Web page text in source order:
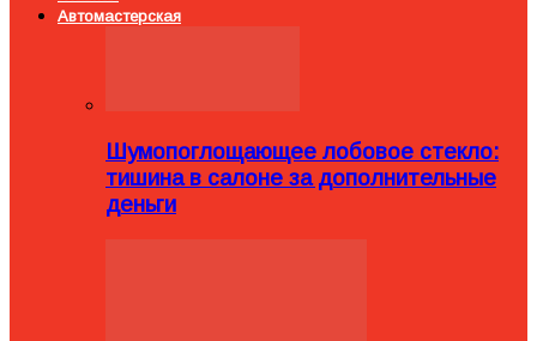
Автомастерская
Шумопоглощающее лобовое стекло:
тишина в салоне за дополнительные
деньги